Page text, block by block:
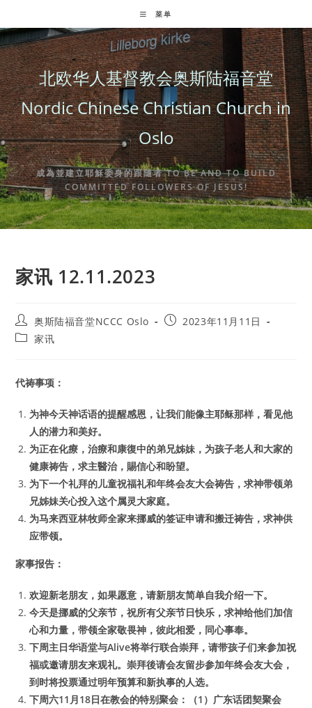
to
content
菜单
北欧华人基督教会奥斯陆福音堂
Nordic Chinese Christian Church in
Oslo
成為並建立耶穌委身的跟隨者 TO BE AND TO BUILD
COMMITTED FOLLOWERS OF JESUS!
家讯 12.11.2023
Post
author:
奥斯陆福音堂NCCC Oslo
Post2023年11月11日
Post家讯
代祷事项：
为神今天神话语的提醒感恩，让我们能像主耶稣那样，看见他
人的潜力和美好。
为正在化療，治療和康復中的弟兄姊妹，为孩子老人和大家的
健康祷告，求主醫治，賜信心和盼望。
为下一个礼拜的儿童祝福礼和年终会友大会祷告，求神带领弟
兄姊妹关心投入这个属灵大家庭。
为马来西亚林牧师全家来挪威的签证申请和搬迁祷告，求神供
应带领。
家事报告：
欢迎新老朋友，如果愿意，请新朋友简单自我介绍一下。
今天是挪威的父亲节，祝所有父亲节日快乐，求神给他们加信
心和力量，带领全家敬畏神，彼此相爱，同心事奉。
下周主日华语堂与Alive将举行联合崇拜，请带孩子们来参加祝
福或邀请朋友来观礼。崇拜後请会友留步参加年终会友大会，
到时将投票通过明年预算和新执事的人选。
下周六11月18日在教会的特别聚会：（1）广东话团契聚会